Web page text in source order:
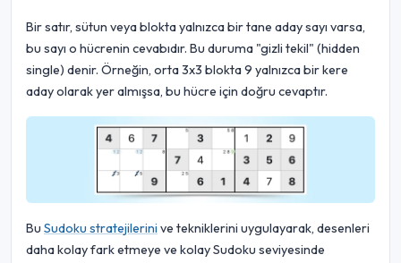
Bir satır, sütun veya blokta yalnızca bir tane aday sayı varsa,
bu sayı o hücrenin cevabıdır. Bu duruma "gizli tekil" (hidden
single) denir. Örneğin, orta 3x3 blokta 9 yalnızca bir kere
aday olarak yer almışsa, bu hücre için doğru cevaptır.
Bu Sudoku stratejilerini ve tekniklerini uygulayarak, desenleri
daha kolay fark etmeye ve kolay Sudoku seviyesinde